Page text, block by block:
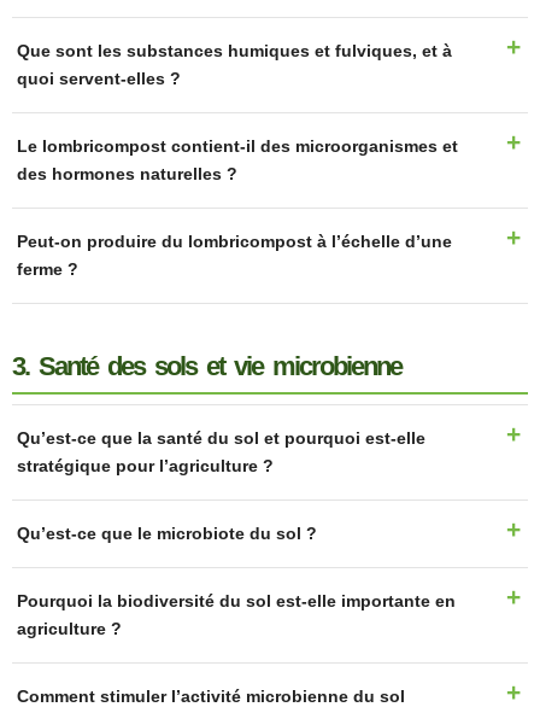
Que sont les substances humiques et fulviques, et à
quoi servent-elles ?
Le lombricompost contient-il des microorganismes et
des hormones naturelles ?
Peut-on produire du lombricompost à l’échelle d’une
ferme ?
3. Santé des sols et vie microbienne
Qu’est-ce que la santé du sol et pourquoi est-elle
stratégique pour l’agriculture ?
Qu’est-ce que le microbiote du sol ?
Pourquoi la biodiversité du sol est-elle importante en
agriculture ?
Comment stimuler l’activité microbienne du sol